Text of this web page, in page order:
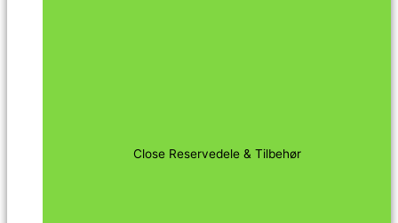
Close Reservedele & Tilbehør